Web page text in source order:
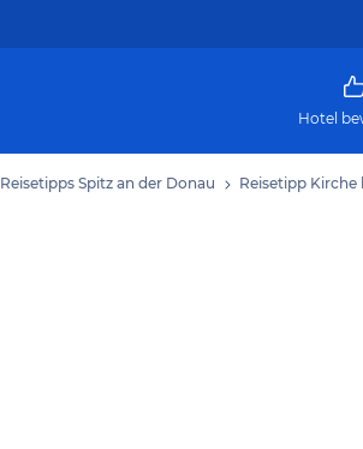
Hotel
Reisetipps Spitz an der Donau Reisetipp Kirche